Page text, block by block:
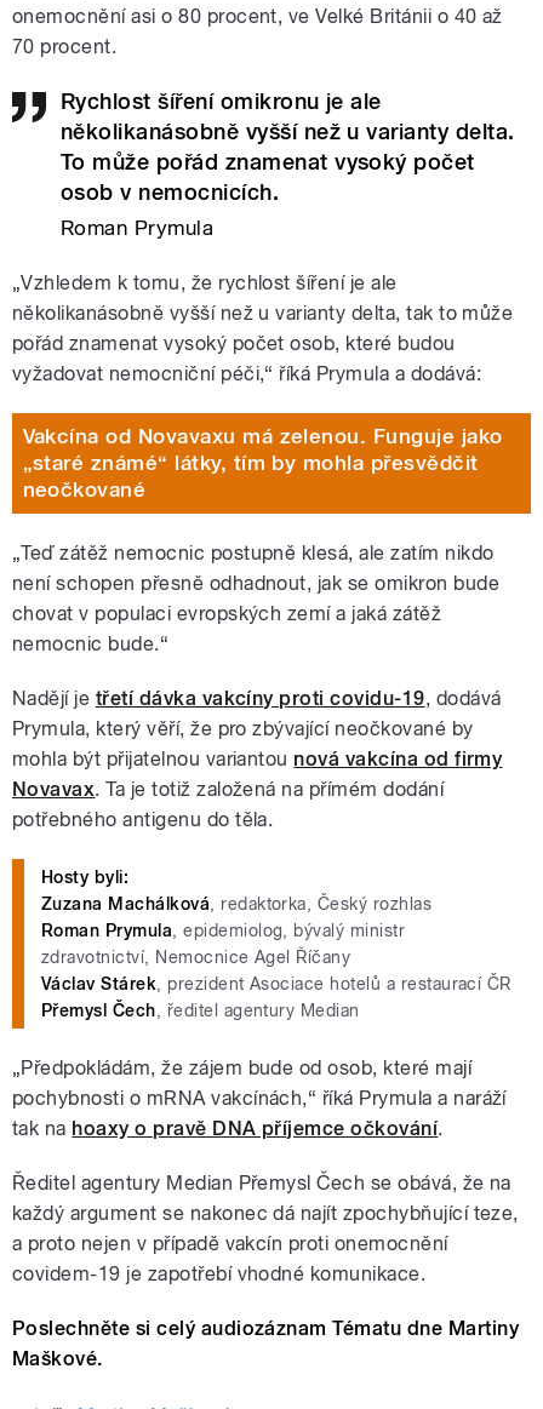
onemocnění asi o 80 procent, ve Velké Británii o 40 až
70 procent.
Rychlost šíření omikronu je ale
několikanásobně vyšší než u varianty delta.
To může pořád znamenat vysoký počet
osob v nemocnicích.
Roman Prymula
„Vzhledem k tomu, že rychlost šíření je ale
několikanásobně vyšší než u varianty delta, tak to může
pořád znamenat vysoký počet osob, které budou
vyžadovat nemocniční péči,“ říká Prymula a dodává:
Vakcína od Novavaxu má zelenou. Funguje jako
„staré známé“ látky, tím by mohla přesvědčit
neočkované
„Teď zátěž nemocnic postupně klesá, ale zatím nikdo
není schopen přesně odhadnout, jak se omikron bude
chovat v populaci evropských zemí a jaká zátěž
nemocnic bude.“
Nadějí je třetí dávka vakcíny proti covidu-19, dodává
Prymula, který věří, že pro zbývající neočkované by
mohla být přijatelnou variantou nová vakcína od firmy
Novavax. Ta je totiž založená na přímém dodání
potřebného antigenu do těla.
Hosty byli:
Zuzana Machálková , redaktorka, Český rozhlas
Roman Prymula , epidemiolog, bývalý ministr
zdravotnictví, Nemocnice Agel Říčany
Václav Stárek , prezident Asociace hotelů a restaurací ČR
Přemysl Čech , ředitel agentury Median
„Předpokládám, že zájem bude od osob, které mají
pochybnosti o mRNA vakcínách,“ říká Prymula a naráží
tak na hoaxy o pravě DNA příjemce očkování.
Ředitel agentury Median Přemysl Čech se obává, že na
každý argument se nakonec dá najít zpochybňující teze,
a proto nejen v případě vakcín proti onemocnění
covidem-19 je zapotřebí vhodné komunikace.
Poslechněte si celý audiozáznam Tématu dne Martiny
Maškové.